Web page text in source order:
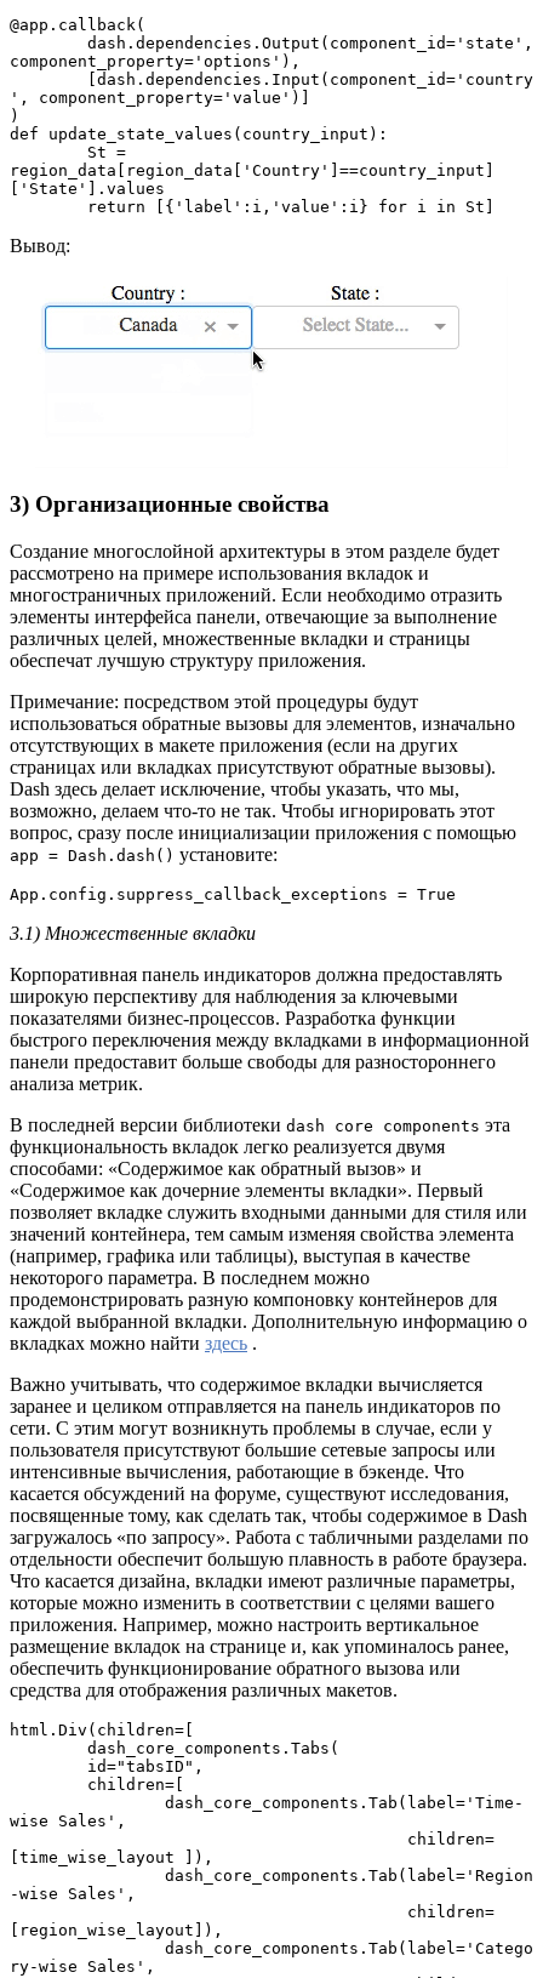
@app.callback(
component_property='options'),
', component_property='value')]
)
def update_state_values(country_input):
region_data[region_data['Country']==country_input]
['State'].values
	return [{'label':i,'value':i} for i in St]
Вывод:
3) Организационные свойства
Создание многослойной архитектуры в этом разделе будет
рассмотрено на примере использования вкладок и
многостраничных приложений. Если необходимо отразить
элементы интерфейса панели, отвечающие за выполнение
различных целей, множественные вкладки и страницы
обеспечат лучшую структуру приложения.
Примечание: посредством этой процедуры будут
использоваться обратные вызовы для элементов, изначально
отсутствующих в макете приложения (если на других
страницах или вкладках присутствуют обратные вызовы).
Dash здесь делает исключение, чтобы указать, что мы,
возможно, делаем что-то не так. Чтобы игнорировать этот
вопрос, сразу после инициализации приложения с помощью
app = Dash.dash() установите:
App.config.suppress_callback_exceptions = True
3.1) Множественные вкладки
Корпоративная панель индикаторов должна предоставлять
широкую перспективу для наблюдения за ключевыми
показателями бизнес-процессов. Разработка функции
быстрого переключения между вкладками в информационной
панели предоставит больше свободы для разностороннего
анализа метрик.
В последней версии библиотеки dash core components эта
функциональность вкладок легко реализуется двумя
способами: «Содержимое как обратный вызов» и
«Содержимое как дочерние элементы вкладки». Первый
позволяет вкладке служить входными данными для стиля или
значений контейнера, тем самым изменяя свойства элемента
(например, графика или таблицы), выступая в качестве
некоторого параметра. В последнем можно
продемонстрировать разную компоновку контейнеров для
каждой выбранной вкладки. Дополнительную информацию о
вкладках можно найти здесь .
Важно учитывать, что содержимое вкладки вычисляется
заранее и целиком отправляется на панель индикаторов по
сети. С этим могут возникнуть проблемы в случае, если у
пользователя присутствуют большие сетевые запросы или
интенсивные вычисления, работающие в бэкенде. Что
касается обсуждений на форуме, существуют исследования,
посвященные тому, как сделать так, чтобы содержимое в Dash
загружалось «по запросу». Работа с табличными разделами по
отдельности обеспечит большую плавность в работе браузера.
Что касается дизайна, вкладки имеют различные параметры,
которые можно изменить в соответствии с целями вашего
приложения. Например, можно настроить вертикальное
размещение вкладок на странице и, как упоминалось ранее,
обеспечить функционирование обратного вызова или
средства для отображения различных макетов.
html.Div(children=[
wise Sales',
[time_wise_layout ]),
-wise Sales',
[region_wise_layout]),
ry-wise Sales',